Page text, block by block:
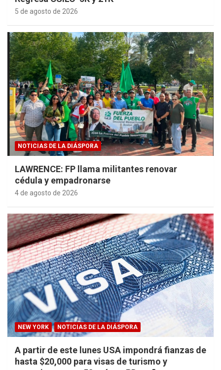
5 de agosto de 2026
NOTICIAS DE LA DIÁSPORA
LAWRENCE: FP llama militantes renovar
cédula y empadronarse
4 de agosto de 2026
NEW YORK NOTICIAS DE LA DIÁSPORA
A partir de este lunes USA impondrá fianzas de
hasta $20,000 para visas de turismo y